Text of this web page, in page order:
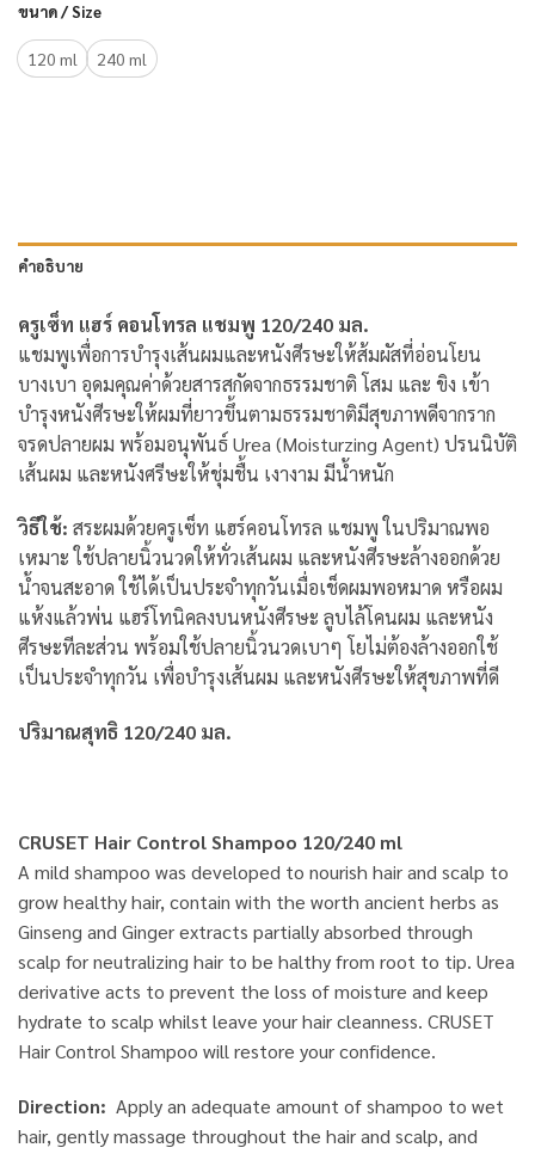
ขนาด / Size
120 ml 240 ml
คำอธิบาย
ครูเซ็ท แฮร์ คอนโทรล แชมพู 120/240 มล.
แชมพูเพื่อการบำรุงเส้นผมและหนังศีรษะให้ส้มผัสที่อ่อนโยน
บางเบา อุดมคุณค่าด้วยสารสกัดจากธรรมชาติ โสม และ ขิง เข้า
บำรุงหนังศีรษะให้ผมที่ยาวขึ้นตามธรรมชาติมีสุขภาพดีจากราก
จรดปลายผม พร้อมอนุพันธ์ Urea (Moisturzing Agent) ปรนนิบัติ
เส้นผม และหนังศรีษะให้ชุ่มชื้น เงางาม มีน้ำหนัก
วิธีใช้: สระผมด้วยครูเซ็ท แฮร์คอนโทรล แชมพู ในปริมาณพอ
เหมาะ ใช้ปลายนิ้วนวดให้ทั่วเส้นผม และหนังศีรษะล้างออกด้วย
น้ำจนสะอาด ใช้ได้เป็นประจำทุกวันเมื่อเช็ดผมพอหมาด หรือผม
แห้งแล้วพ่น แฮร์โทนิคลงบนหนังศีรษะ ลูบไล้โคนผม และหนัง
ศีรษะทีละส่วน พร้อมใช้ปลายนิ้วนวดเบาๆ โยไม่ต้องล้างออกใช้
เป็นประจำทุกวัน เพื่อบำรุงเส้นผม และหนังศีรษะให้สุขภาพที่ดี
ปริมาณสุทธิ 120/240 มล.
CRUSET Hair Control Shampoo 120/240 ml
A mild shampoo was developed to nourish hair and scalp to
grow healthy hair, contain with the worth ancient herbs as
Ginseng and Ginger extracts partially absorbed through
scalp for neutralizing hair to be halthy from root to tip. Urea
derivative acts to prevent the loss of moisture and keep
hydrate to scalp whilst leave your hair cleanness. CRUSET
Hair Control Shampoo will restore your confidence.
Direction: Apply an adequate amount of shampoo to wet
hair, gently massage throughout the hair and scalp, and